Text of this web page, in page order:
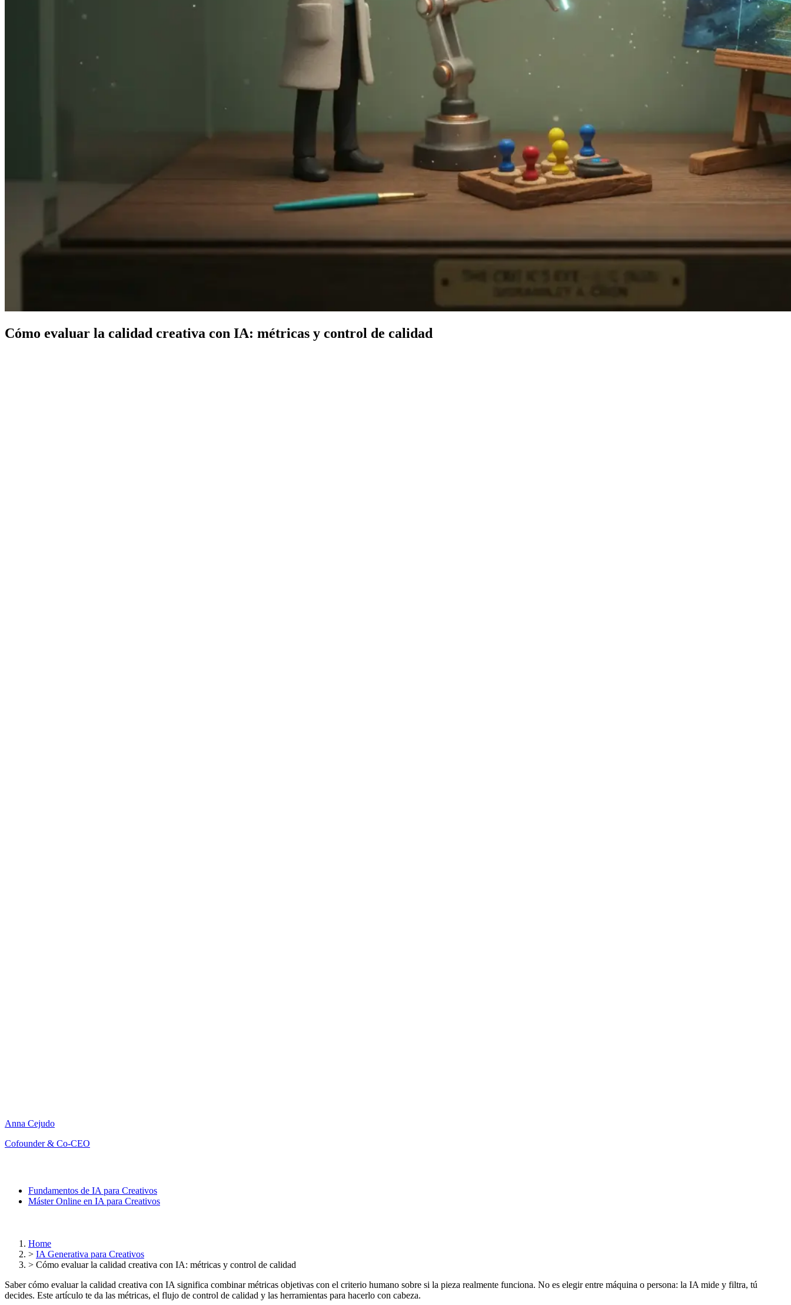
Cómo evaluar la calidad creativa con IA: métricas y control de calidad
Anna Cejudo
Cofounder & Co-CEO
Fundamentos de IA para Creativos
Máster Online en IA para Creativos
Home
> IA Generativa para Creativos
> Cómo evaluar la calidad creativa con IA: métricas y control de calidad
Saber cómo evaluar la calidad creativa con IA significa combinar métricas objetivas con el criterio humano sobre si la pieza realmente funciona. No es elegir entre máquina o persona: la IA mide y filtra, tú
decides. Este artículo te da las métricas, el flujo de control de calidad y las herramientas para hacerlo con cabeza.